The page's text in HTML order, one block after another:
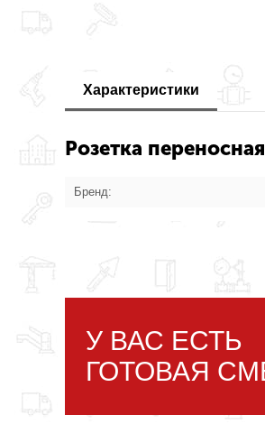
Характеристики
Розетка
Бренд:
У ВАС ЕСТЬ
ГОТОВАЯ